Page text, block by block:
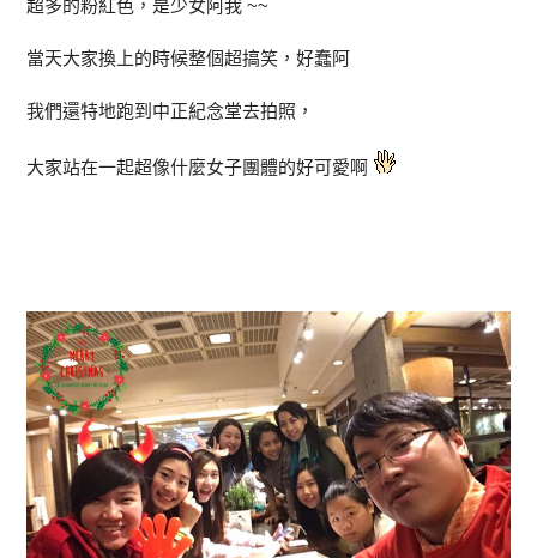
超多的粉紅色，是少女阿我 ~~
當天大家換上的時候整個超搞笑，好蠢阿
我們還特地跑到中正紀念堂去拍照，
大家站在一起超像什麼女子團體的好可愛啊